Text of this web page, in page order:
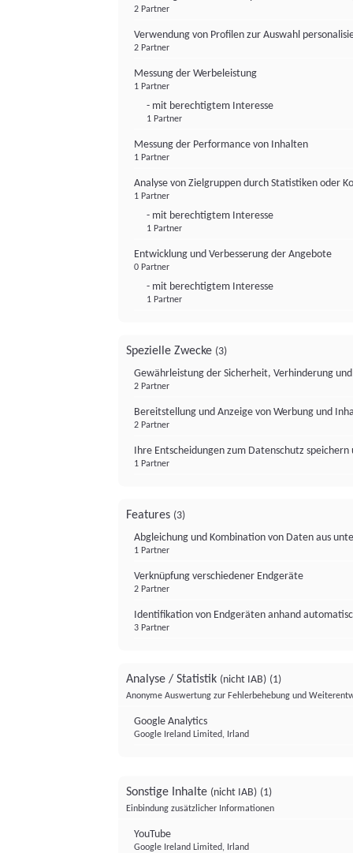
2 Partner
Verwendung von Profilen zur Auswahl
2 Partner
Messung der Werbeleistung
1 Partner
- mit berechtigtem Interesse
1 Partner
Messung der Performance von Inhalten
1 Partner
Analyse von Zielgruppen durch Statistiken oder
1 Partner
- mit berechtigtem Interesse
1 Partner
Entwicklung und Verbesserung der Angebote
0 Partner
- mit berechtigtem Interesse
1 Partner
Spezielle Zwecke (3)
Gewährleistung der Sicherheit, Verhinderung
2 Partner
Bereitstellung und Anzeige von Werbung und
2 Partner
Ihre Entscheidungen zum Datenschutz
1 Partner
Features (3)
Abgleichung und Kombination von Daten aus
1 Partner
Verknüpfung verschiedener Endgeräte
2 Partner
Identifikation von Endgeräten anhand
3 Partner
Analyse / Statistik (nicht IAB) (1)
Anonyme Auswertung zur Fehlerbehebung und
Google Analytics
Google Ireland Limited, Irland
Sonstige Inhalte (nicht IAB) (1)
Einbindung zusätzlicher Informationen
YouTube
Google Ireland Limited, Irland